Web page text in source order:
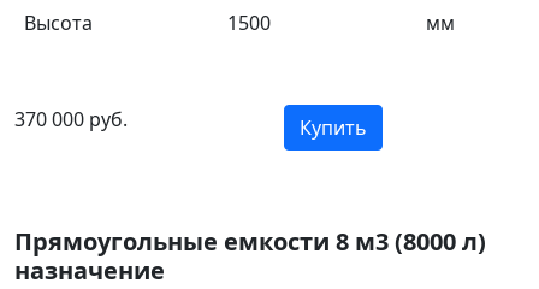
Высота
1500 мм
370 000 руб. Купить
Прямоугольные емкости 8 м3 (8000 л)
назначение